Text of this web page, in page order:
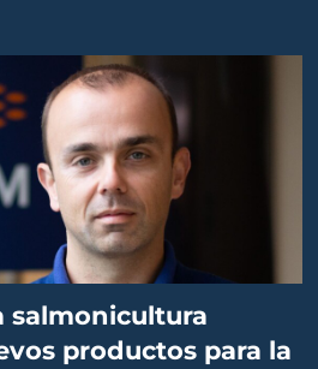
salmonicultura
productos para la